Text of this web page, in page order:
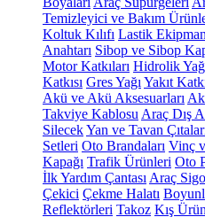
Temizleyici ve Bakım
Koltuk Kılıfı Lastik
Anahtarı Sibop ve Sibop
Motor Katkıları Hidrolik
Katkısı Gres Yağı Yakıt
Akü ve Akü Aksesuarları
Takviye Kablosu Araç Dış
SilecekYan ve Tavan
Setleri Oto Brandaları Vinç
Kapağı Trafik Ürünleri Oto
İlk Yardım Çantası Araç
Çekici Çekme Halatı
Reflektörleri Takoz Kış